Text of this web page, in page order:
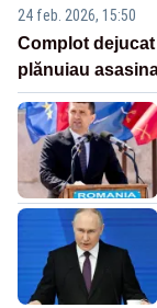
24 feb. 2026, 15:50
Complot
plănuiau